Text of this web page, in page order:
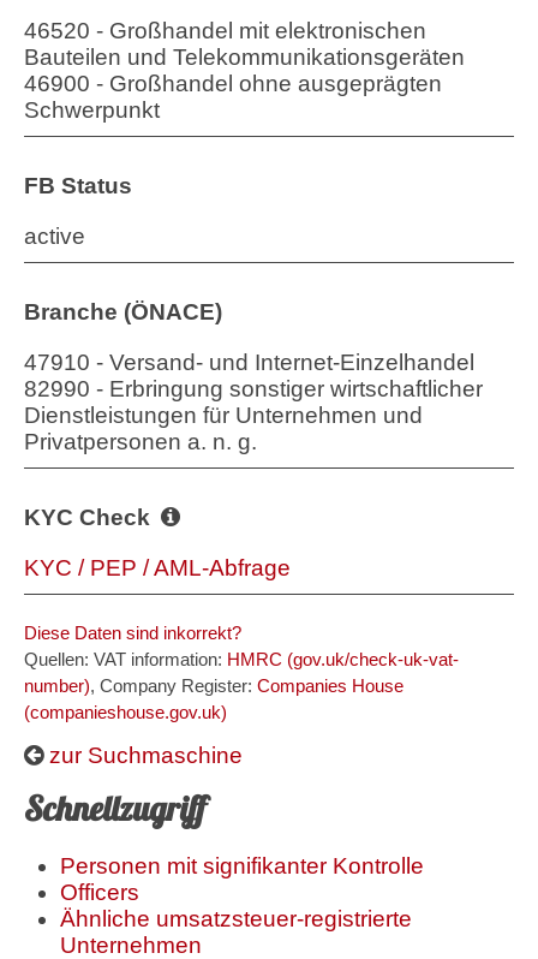
46520 - Großhandel mit elektronischen
Bauteilen und Telekommunikationsgeräten
46900 - Großhandel ohne ausgeprägten
Schwerpunkt
FB Status
active
Branche (ÖNACE)
47910 - Versand- und Internet-Einzelhandel
82990 - Erbringung sonstiger wirtschaftlicher
Dienstleistungen für Unternehmen und
Privatpersonen a. n. g.
KYC Check
KYC / PEP / AML-Abfrage
Diese Daten sind inkorrekt?
Quellen: VAT information: HMRC (gov.uk/check-uk-vat-
number), Company Register: Companies House
(companieshouse.gov.uk)
zur Suchmaschine
Schnellzugriff
Personen mit signifikanter Kontrolle
Officers
Ähnliche umsatzsteuer-registrierte
Unternehmen